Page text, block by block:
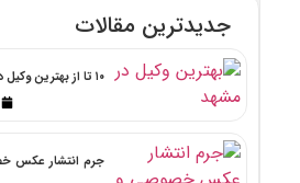
جدیدترین مقالات
۱۰ تا از بهترین وکیل در مشهد
جرم انتشار عکس